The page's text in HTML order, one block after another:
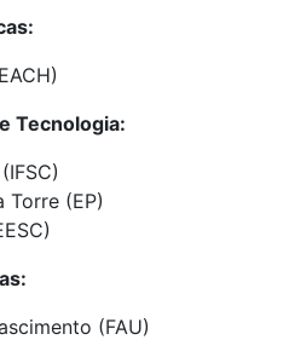
Tecnologia:
Torre (EP)
(FAU)